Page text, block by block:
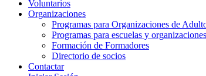
Voluntarios
Organizaciones
Programas para Organizaciones de
Programas para escuelas y
Formación de Formadores
Directorio de socios
Contactar